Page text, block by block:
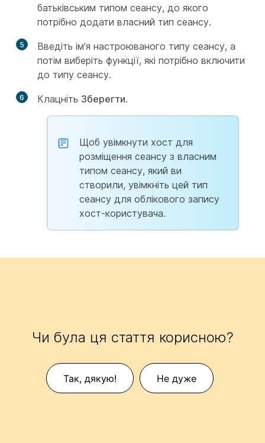
батьківським типом сеансу, до якого
потрібно додати власний тип сеансу.
5
Введіть ім'я настроюваного типу сеансу, а
потім виберіть функції, які потрібно включити
до типу сеансу.
6 Клацніть Зберегти.
Щоб увімкнути хост для
розміщення сеансу з власним
типом сеансу, який ви
створили, увімкніть цей тип
сеансу для облікового запису
хост-користувача.
Чи була ця стаття корисною?
Так, дякую! Не дуже